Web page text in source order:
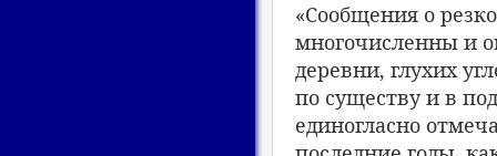
«Сообщения о
многочисленны и
деревни, глухих
по существу и в
единогласно